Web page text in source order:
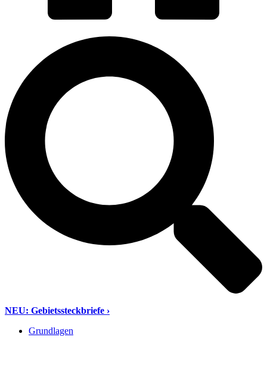
NEU: Gebietssteckbriefe ›
Grundlagen